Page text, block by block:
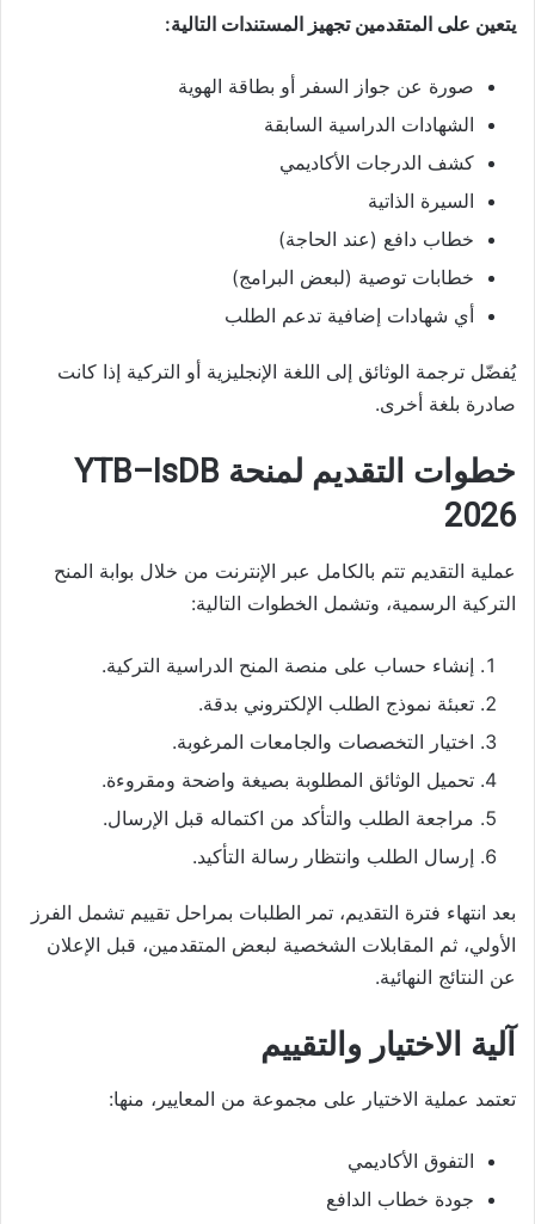
يتعين على المتقدمين تجهيز المستندات التالية:
صورة عن جواز السفر أو بطاقة الهوية
الشهادات الدراسية السابقة
كشف الدرجات الأكاديمي
السيرة الذاتية
خطاب دافع (عند الحاجة)
خطابات توصية (لبعض البرامج)
أي شهادات إضافية تدعم الطلب
يُفضّل ترجمة الوثائق إلى اللغة الإنجليزية أو التركية إذا كانت
صادرة بلغة أخرى.
خطوات التقديم لمنحة YTB–IsDB
2026
عملية التقديم تتم بالكامل عبر الإنترنت من خلال بوابة المنح
التركية الرسمية، وتشمل الخطوات التالية:
إنشاء حساب على منصة المنح الدراسية التركية.
تعبئة نموذج الطلب الإلكتروني بدقة.
اختيار التخصصات والجامعات المرغوبة.
تحميل الوثائق المطلوبة بصيغة واضحة ومقروءة.
مراجعة الطلب والتأكد من اكتماله قبل الإرسال.
إرسال الطلب وانتظار رسالة التأكيد.
بعد انتهاء فترة التقديم، تمر الطلبات بمراحل تقييم تشمل الفرز
الأولي، ثم المقابلات الشخصية لبعض المتقدمين، قبل الإعلان
عن النتائج النهائية.
آلية الاختيار والتقييم
تعتمد عملية الاختيار على مجموعة من المعايير، منها:
التفوق الأكاديمي
جودة خطاب الدافع